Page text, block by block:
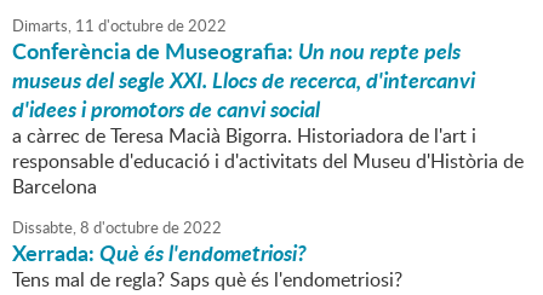
Dimarts, 11 d'octubrede2022
Conferència de Museografia: Un nou repte pels
museus del segle XXI. Llocs de recerca, d'intercanvi
d'idees i promotors de canvi social
a càrrec de Teresa Macià Bigorra. Historiadora de l'art i
responsable d'educació i d'activitats del Museu d'Història de
Barcelona
Dissabte,8 d'octubrede2022
Xerrada:Què és l'endometriosi?
Tens mal de regla? Saps què és l'endometriosi?